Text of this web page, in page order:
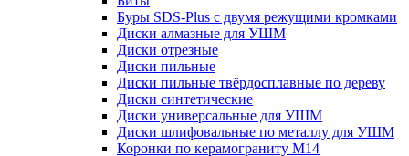
Буры SDS-Plus c двумя режущими кромками
Диски алмазные для УШМ
Диски отрезные
Диски пильные
Диски пильные твёрдосплавные по дереву
Диски синтетические
Диски универсальные для УШМ
Диски шлифовальные по металлу для УШМ
Коронки по керамограниту M14